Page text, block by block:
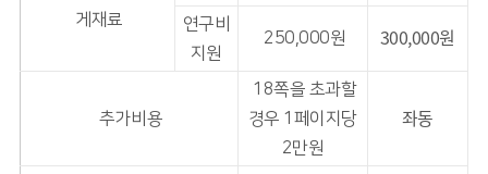
게재료
연구비
지원
250,000원 300,000원
추가비용
18쪽을 초과할
경우 1페이지당
2만원
좌동